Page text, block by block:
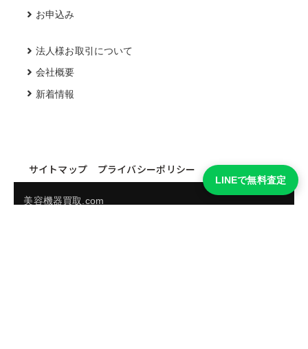
お申込み
法人様お取引について
会社概要
新着情報
サイトマップ プライバシーポリシー
美容機器買取.com
LINEで無料査定